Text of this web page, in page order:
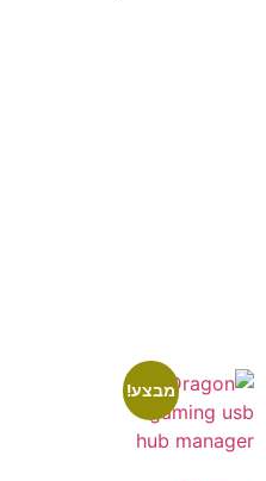
מבצע!